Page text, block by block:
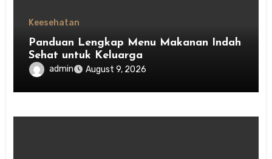
Keesehatan
Panduan Lengkap Menu Makanan Indah
Sehat untuk Keluarga
admin August 9, 2026